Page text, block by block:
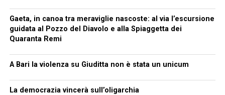
Gaeta, in canoa tra meraviglie nascoste: al via l’escursione
guidata al Pozzo del Diavolo e alla Spiaggetta dei
Quaranta Remi
A Bari la violenza su Giuditta non è stata un unicum
La democrazia vincerà sull’oligarchia